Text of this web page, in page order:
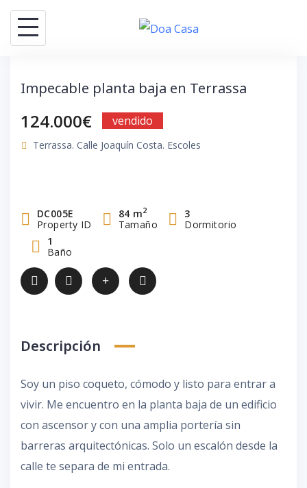
Saltar
contenido
Impecable planta baja en Terrassa
124.000€ vendido
Terrassa. Calle Joaquín Costa. Escoles
DC005E
Property ID
84 m2
Tamaño
3
Dormitorio
1
Baño
Descripción
Soy un piso coqueto, cómodo y listo para entrar a
vivir. Me encuentro en la planta baja de un edificio
con ascensor y con una amplia portería sin
barreras arquitectónicas. Solo un escalón desde la
calle te separa de mi entrada.